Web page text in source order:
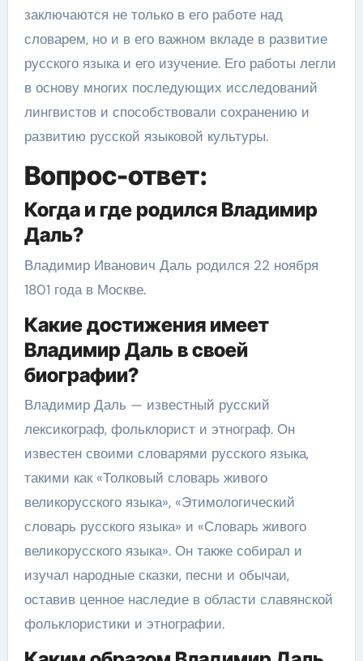
заключаются не только в его работе над
словарем, но и в его важном вкладе в развитие
русского языка и его изучение. Его работы легли
в основу многих последующих исследований
лингвистов и способствовали сохранению и
развитию русской языковой культуры.
Вопрос-ответ:
Когда и где родился Владимир
Даль?
Владимир Иванович Даль родился 22 ноября
1801 года в Москве.
Какие достижения имеет
Владимир Даль в своей
биографии?
Владимир Даль — известный русский
лексикограф, фольклорист и этнограф. Он
известен своими словарями русского языка,
такими как «Толковый словарь живого
великорусского языка», «Этимологический
словарь русского языка» и «Словарь живого
великорусского языка». Он также собирал и
изучал народные сказки, песни и обычаи,
оставив ценное наследие в области славянской
фольклористики и этнографии.